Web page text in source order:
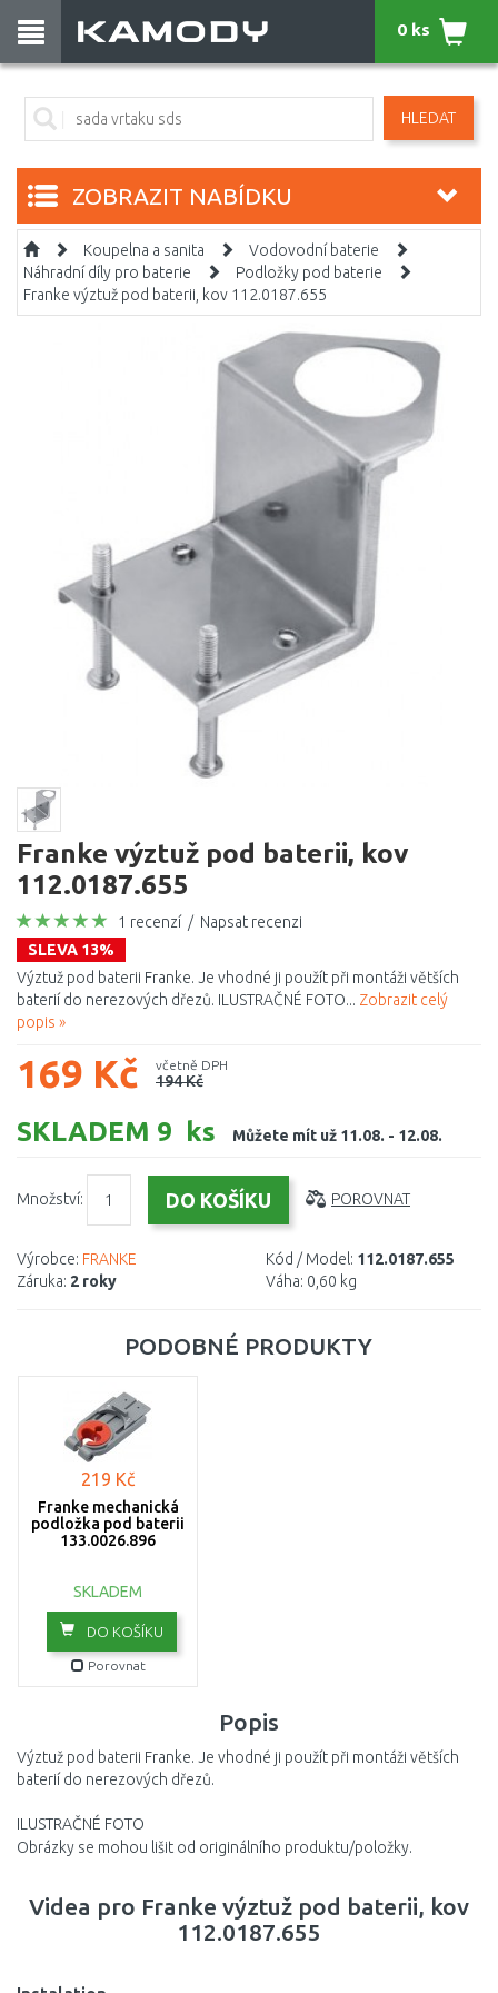
HLEDAT
0 ks
ZOBRAZIT NABÍDKU
Koupelna a sanita
Vodovodní baterie
Náhradní díly pro baterie
Podložky pod baterie
Franke výztuž pod baterii, kov 112.0187.655
Franke výztuž pod baterii, kov
112.0187.655
1 recenzí / Napsat recenzi
SLEVA 13%
Výztuž pod baterii Franke. Je vhodné ji použít při montáži větších
baterií do nerezových dřezů. ILUSTRAČNÉ FOTO... Zobrazit celý
popis »
169 Kč včetně DPH
194 Kč
SKLADEM 9 ks Můžete mít už 11.08. - 12.08.
Množství: POROVNAT
Výrobce: FRANKE
Záruka: 2 roky
Kód / Model: 112.0187.655
Váha: 0,60 kg
PODOBNÉ PRODUKTY
219 Kč
Franke mechanická
podložka pod baterii
133.0026.896
SKLADEM
DO KOŠÍKU
Porovnat
Popis
Výztuž pod baterii Franke. Je vhodné ji použít při montáži větších
baterií do nerezových dřezů.
ILUSTRAČNÉ FOTO
Obrázky se mohou lišit od originálního produktu/položky.
Videa pro Franke výztuž pod baterii, kov
112.0187.655